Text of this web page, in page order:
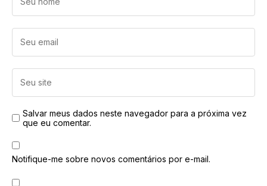
Salvar meus dados neste navegador para a próxima vez
que eu comentar.
Notifique-me sobre novos comentários por e-mail.